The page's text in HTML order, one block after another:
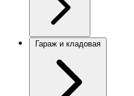
Гараж и кладовая